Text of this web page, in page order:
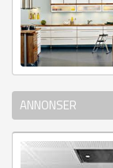
ANNONSER